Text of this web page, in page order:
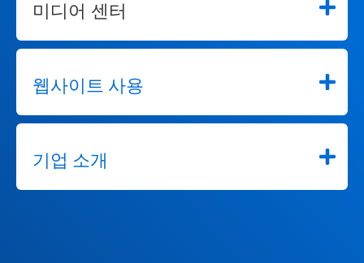
미디어 센터
웹사이트 사용
기업 소개